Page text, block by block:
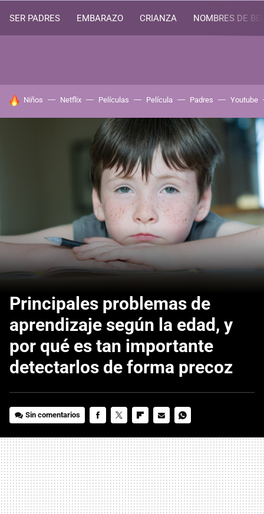
SER PADRES EMBARAZO CRIANZA NOMBRES DE
HOY SE HABLA DE
Niños Netflix Películas Película Padres Youtube
Principales problemas de
aprendizaje según la edad, y
por qué es tan importante
detectarlos de forma precoz
Sin comentarios
MAIL